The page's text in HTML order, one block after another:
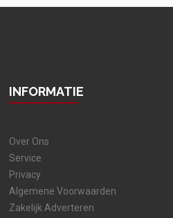
INFORMATIE
Over Ons
Service
Privacy
Algemene Voorwaarden
Zakelijk Adverteren